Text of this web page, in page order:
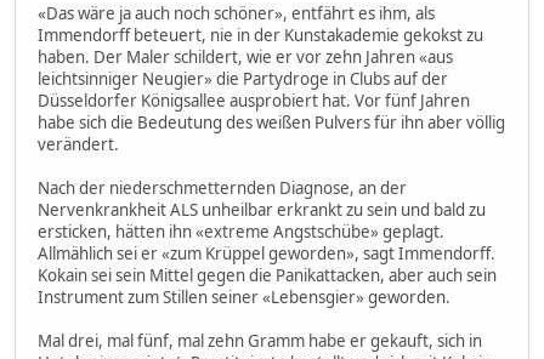
«Das wäre ja auch noch schöner», entfährt es ihm, als
Immendorff beteuert, nie in der Kunstakademie gekokst zu
haben. Der Maler schildert, wie er vor zehn Jahren «aus
leichtsinniger Neugier» die Partydroge in Clubs auf der
Düsseldorfer Königsallee ausprobiert hat. Vor fünf Jahren
habe sich die Bedeutung des weißen Pulvers für ihn aber völlig
verändert.
Nach der niederschmetternden Diagnose, an der
Nervenkrankheit ALS unheilbar erkrankt zu sein und bald zu
ersticken, hätten ihn «extreme Angstschübe» geplagt.
Allmählich sei er «zum Krüppel geworden», sagt Immendorff.
Kokain sei sein Mittel gegen die Panikattacken, aber auch sein
Instrument zum Stillen seiner «Lebensgier» geworden.
Mal drei, mal fünf, mal zehn Gramm habe er gekauft, sich in